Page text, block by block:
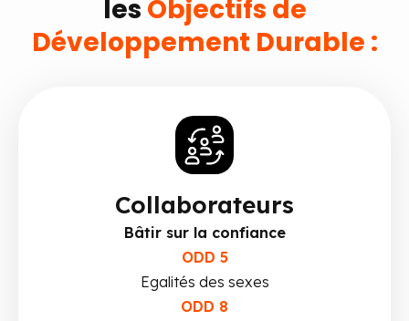
les Objectifs de
Développement Durable :
Collaborateurs
Bâtir sur la confiance
ODD 5
Egalités des sexes
ODD 8